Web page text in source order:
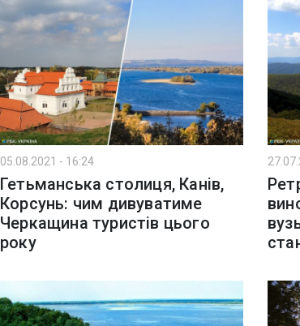
05.08.2021 - 16:24
Гетьманська столиця, Канів,
Корсунь: чим дивуватиме
Черкащина туристів цього
року